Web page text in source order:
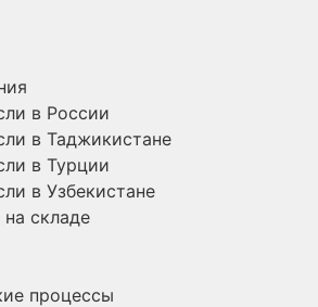
в России
в Таджикистане
в Турции
в Узбекистане
складе
процессы